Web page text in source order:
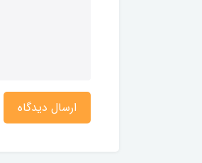
ارسال دیدگاه